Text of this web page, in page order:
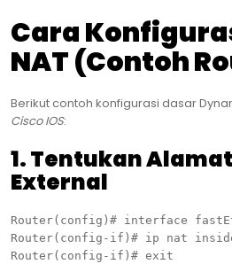
Cara
NAT (Contoh
Berikut contoh konfigurasi dasar
Cisco IOS:
1. Tentukan
External
Router(config)# interface
Router(config-if)# ip nat
Router(config-if)# exit